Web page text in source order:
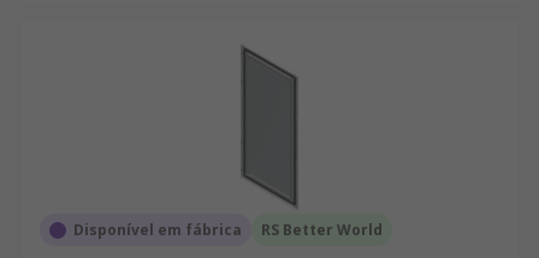
Disponível em fábrica RS Better World